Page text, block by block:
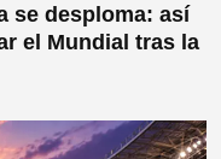
se desploma: así
el Mundial tras la